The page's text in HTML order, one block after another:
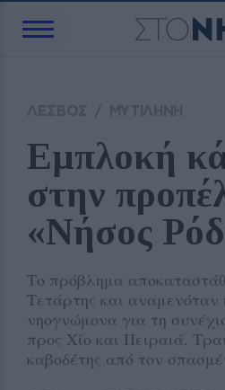
Εμπλοκή
στην
«Νήσος
Το πρόβλημα
Τετάρτης και αναμενόταν
νηογνώμονα για τη
προς Χίο και Πειραιά.
καβοδέτης από τον